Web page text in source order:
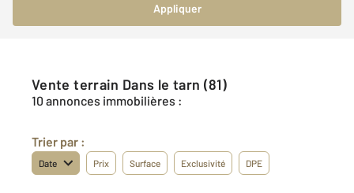
Appliquer
Vente terrain Dans le tarn (81)
10 annonces immobilières :
Trier par :
Date Prix Surface Exclusivité DPE